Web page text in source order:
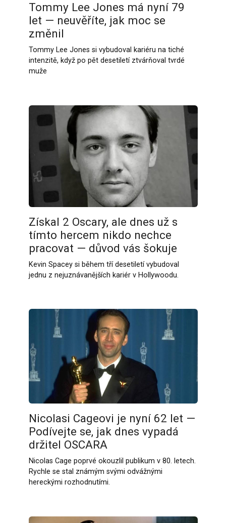
Tommy Lee Jones má nyní 79
let — neuvěříte, jak moc se
změnil
Tommy Lee Jones si vybudoval kariéru na tiché
intenzitě, když po pět desetiletí ztvárňoval tvrdé
muže
Získal 2 Oscary, ale dnes už s
tímto hercem nikdo nechce
pracovat — důvod vás šokuje
Kevin Spacey si během tří desetiletí vybudoval
jednu z nejuznávanějších kariér v Hollywoodu.
Nicolasi Cageovi je nyní 62 let —
Podívejte se, jak dnes vypadá
držitel OSCARA
Nicolas Cage poprvé okouzlil publikum v 80. letech.
Rychle se stal známým svými odvážnými
hereckými rozhodnutími.